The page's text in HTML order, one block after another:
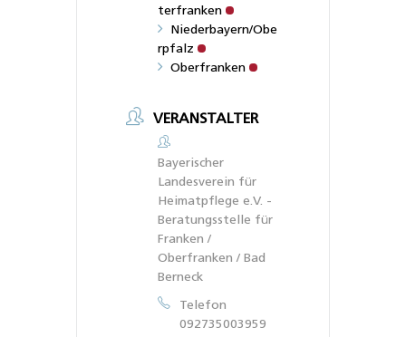
terfranken
Niederbayern/Obe
rpfalz
Oberfranken
VERANSTALTER
Bayerischer
Landesverein für
Heimatpflege e.V. -
Beratungsstelle für
Franken /
Oberfranken / Bad
Berneck
Telefon
092735003959